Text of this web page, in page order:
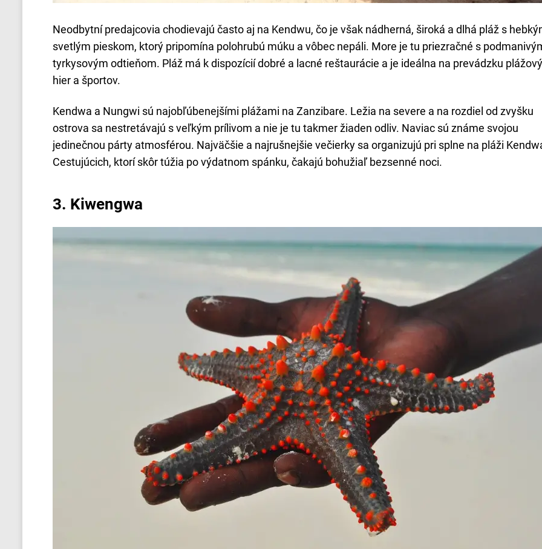
Neodbytní predajcovia chodievajú často aj na Kendwu, čo je však nádherná, široká a dlhá pláž s
svetlým pieskom, ktorý pripomína polohrubú múku a vôbec nepáli. More je tu priezračné s
tyrkysovým odtieňom. Pláž má k dispozícií dobré a lacné reštaurácie a je ideálna na prevádzku
hier a športov.
Kendwa a Nungwi sú najobľúbenejšími plážami na Zanzibare. Ležia na severe a na rozdiel od zvyšku
ostrova sa nestretávajú s veľkým prílivom a nie je tu takmer žiaden odliv. Naviac sú známe svojou
jedinečnou párty atmosférou. Najväčšie a najrušnejšie večierky sa organizujú pri splne na pláži
Cestujúcich, ktorí skôr túžia po výdatnom spánku, čakajú bohužiaľ bezsenné noci.
3. Kiwengwa